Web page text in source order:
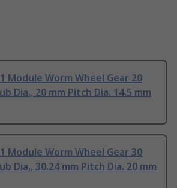
Module Worm Wheel Gear 20
Dia., 20 mm Pitch Dia. 14.5 mm
Module Worm Wheel Gear 30
Dia., 30.24 mm Pitch Dia. 20 mm